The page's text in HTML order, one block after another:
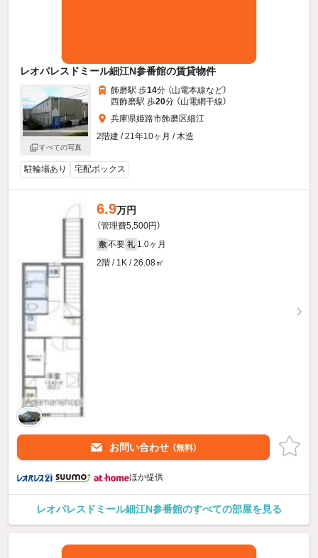
レオパレスドミール細江N参番館の賃貸物件
すべての写真
飾磨駅 歩14分 （山電本線など）
西飾磨駅 歩20分 （山電網干線）
兵庫県姫路市飾磨区細江
2階建 / 21年10ヶ月 / 木造
駐輪場あり 宅配ボックス
6.9万円
（管理費5,500円）
敷 不要 礼 1.0ヶ月
2階 / 1K / 26.08㎡
お問い合わせ （無料）
ほか提供
レオパレスドミール細江N参番館のすべての部屋を見る